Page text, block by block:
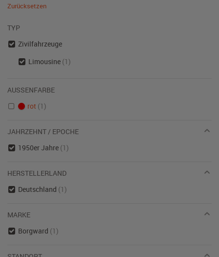
Zurücksetzen
TYP
Zivilfahrzeuge
Limousine (1)
AUSSENFARBE
rot (1)
JAHRZEHNT / EPOCHE
1950er Jahre (1)
HERSTELLERLAND
Deutschland (1)
MARKE
Borgward (1)